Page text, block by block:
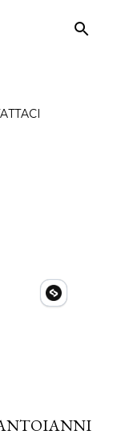
contenuti